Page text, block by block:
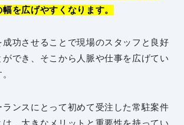
を広げやすくなります。
成功させることで現場のスタッフと良好
でき、そこから人脈や仕事を広げてい
ランスにとって初めて受注した常駐案件